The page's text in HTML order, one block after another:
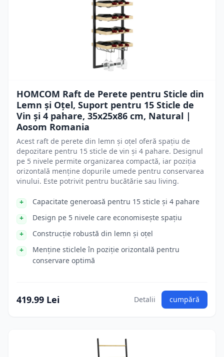
HOMCOM Raft de Perete pentru Sticle din
Lemn și Oțel, Suport pentru 15 Sticle de
Vin și 4 pahare, 35x25x86 cm, Natural |
Aosom Romania
Acest raft de perete din lemn și oțel oferă spațiu de
depozitare pentru 15 sticle de vin și 4 pahare. Designul
pe 5 nivele permite organizarea compactă, iar poziția
orizontală menține dopurile umede pentru conservarea
vinului. Este potrivit pentru bucătărie sau living.
Capacitate generoasă pentru 15 sticle și 4 pahare
Design pe 5 nivele care economisește spațiu
Construcție robustă din lemn și oțel
Menține sticlele în poziție orizontală pentru
conservare optimă
419.99 Lei Detalii cumpără